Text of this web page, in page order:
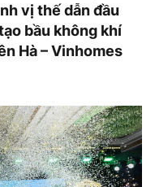
vị thế dẫn đầu
bầu không khí
Hà – Vinhomes